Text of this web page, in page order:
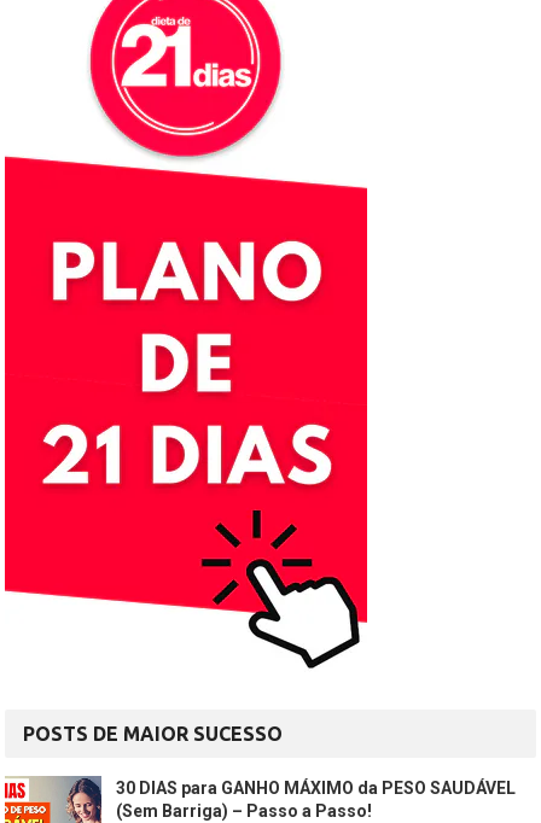
POSTS DE MAIOR SUCESSO
30 DIAS para GANHO MÁXIMO da PESO SAUDÁVEL
(Sem Barriga) – Passo a Passo!